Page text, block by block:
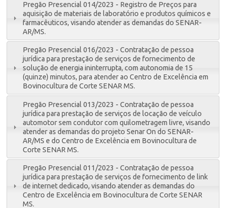
Pregão Presencial 014/2023 - Registro de Preços para
aquisição de materiais de laboratório e produtos químicos e
farmacêuticos, visando atender as demandas do SENAR-
AR/MS.
Pregão Presencial 016/2023 - Contratação de pessoa
jurídica para prestação de serviços de fornecimento de
solução de energia ininterrupta, com autonomia de 15
(quinze) minutos, para atender ao Centro de Excelência em
Bovinocultura de Corte SENAR MS.
Pregão Presencial 013/2023 - Contratação de pessoa
jurídica para prestação de serviços de locação de veículo
automotor sem condutor com quilometragem livre, visando
atender as demandas do projeto Senar On do SENAR-
AR/MS e do Centro de Excelência em Bovinocultura de
Corte SENAR MS.
Pregão Presencial 011/2023 - Contratação de pessoa
jurídica para prestação de serviços de fornecimento de link
de internet dedicado, visando atender as demandas do
Centro de Excelência em Bovinocultura de Corte SENAR
MS.